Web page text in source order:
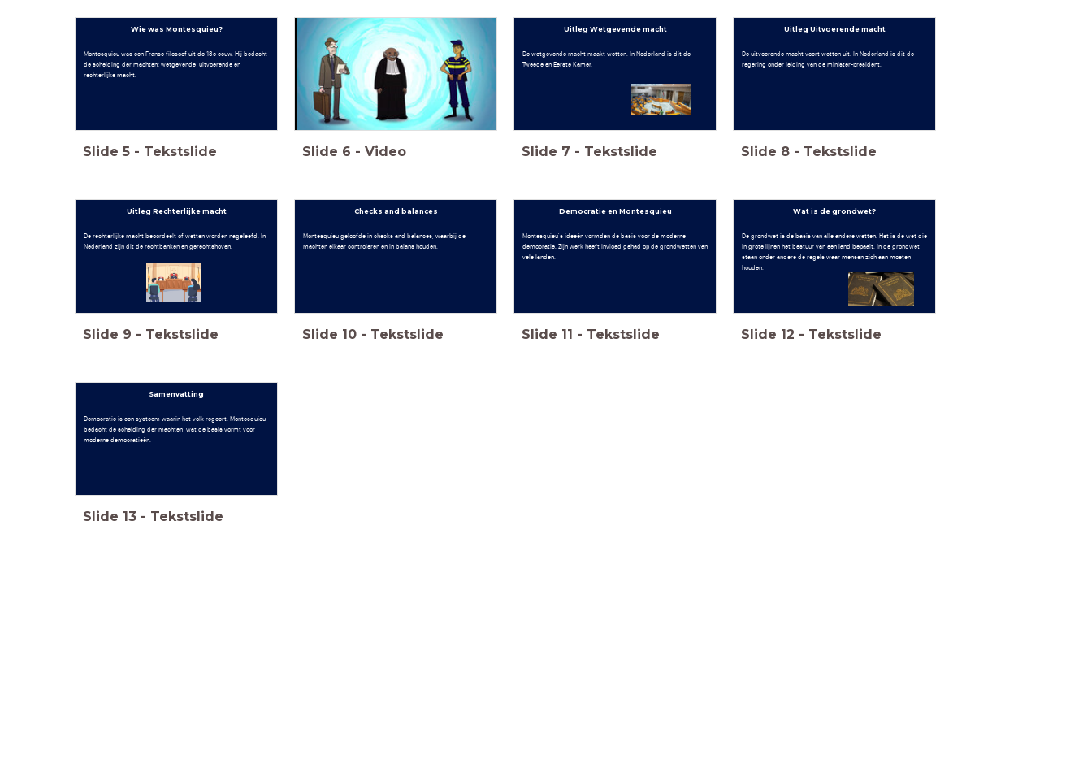
Wie was Montesquieu?
Montesquieu was een Franse filosoof uit de 18e eeuw. Hij bedacht
de scheiding der machten: wetgevende, uitvoerende en
rechterlijke macht.
Slide 5 - Tekstslide Slide 6 - Video
Uitleg Wetgevende macht
De wetgevende macht maakt wetten. In Nederland is dit de
Tweede en Eerste Kamer.
Slide 7 - Tekstslide
Uitleg Uitvoerende macht
De uitvoerende macht voert wetten uit. In Nederland is dit de
regering onder leiding van de minister-president.
Slide 8 - Tekstslide
Uitleg Rechterlijke macht
De rechterlijke macht beoordeelt of wetten worden nageleefd. In
Nederland zijn dit de rechtbanken en gerechtshoven.
Slide 9 - Tekstslide
Checks and balances
Montesquieu geloofde in checks and balances, waarbij de
machten elkaar controleren en in balans houden.
Slide 10 - Tekstslide
Democratie en Montesquieu
Montesquieu's ideeën vormden de basis voor de moderne
democratie. Zijn werk heeft invloed gehad op de grondwetten van
vele landen.
Slide 11 - Tekstslide
Wat is de grondwet?
De grondwet is de basis van alle andere wetten. Het is de wet die
in grote lijnen het bestuur van een land bepaalt. In de grondwet
staan onder andere de regels waar mensen zich aan moeten
houden.
Slide 12 - Tekstslide
Samenvatting
Democratie is een systeem waarin het volk regeert. Montesquieu
bedacht de scheiding der machten, wat de basis vormt voor
moderne democratieën.
Slide 13 - Tekstslide